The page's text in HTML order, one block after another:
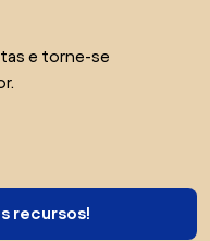
e torne-se
recursos!